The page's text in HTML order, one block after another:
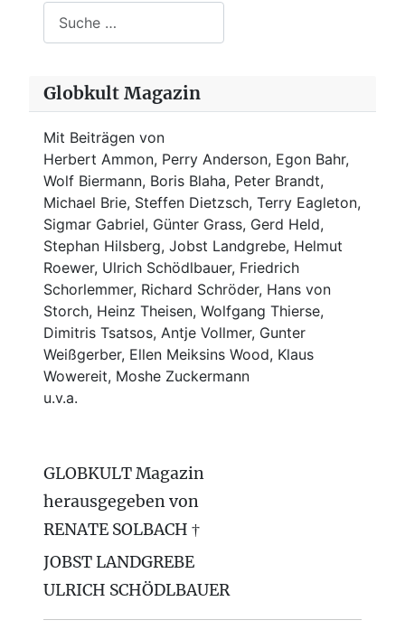
Globkult Magazin
Mit Beiträgen von
Herbert Ammon, Perry Anderson, Egon Bahr,
Wolf Biermann, Boris Blaha, Peter Brandt,
Michael Brie, Steffen Dietzsch, Terry Eagleton,
Sigmar Gabriel, Günter Grass, Gerd Held,
Stephan Hilsberg, Jobst Landgrebe, Helmut
Roewer, Ulrich Schödlbauer, Friedrich
Schorlemmer, Richard Schröder, Hans von
Storch, Heinz Theisen, Wolfgang Thierse,
Dimitris Tsatsos, Antje Vollmer, Gunter
Weißgerber, Ellen Meiksins Wood, Klaus
Wowereit, Moshe Zuckermann
u.v.a.
GLOBKULT Magazin
herausgegeben von
RENATE SOLBACH †
JOBST LANDGREBE
ULRICH SCHÖDLBAUER